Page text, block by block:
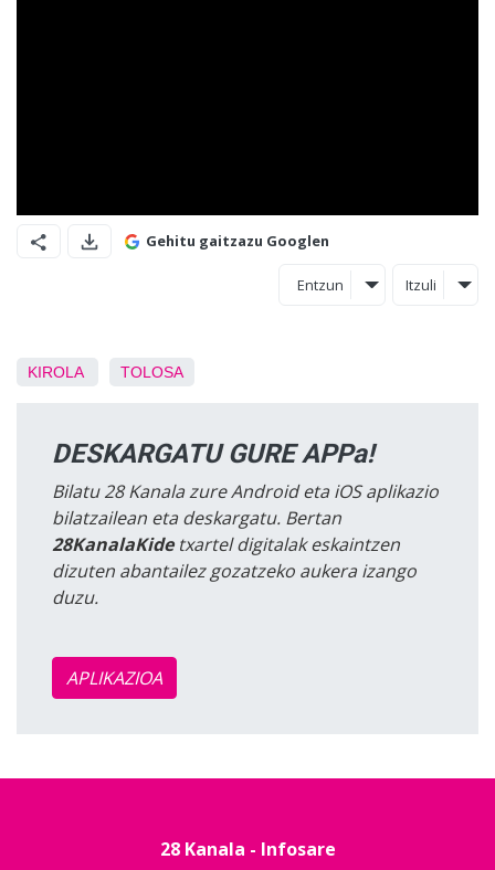
Gehitu gaitzazu Googlen
Entzun Itzuli
KIROLA TOLOSA
DESKARGATU GURE APPa!
Bilatu 28 Kanala zure Android eta iOS aplikazio
bilatzailean eta deskargatu. Bertan
28KanalaKidetxartel digitalak eskaintzen
dizuten abantailez gozatzeko aukera izango
duzu.
APLIKAZIOA
28 Kanala - Infosare